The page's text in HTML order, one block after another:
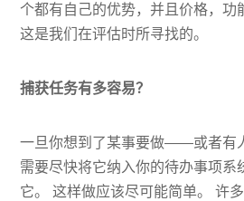
个都有自己的优势，并且价格，功
这是我们在评估时所寻找的。
捕获任务有多容易？
一旦你想到了某事要做——或者
需要尽快将它纳入你的待办事项系
它。 这样做应该尽可能简单。 许